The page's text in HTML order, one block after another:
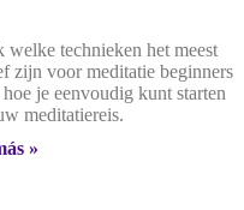
welke technieken het meest
zijn voor meditatie beginners
hoe je eenvoudig kunt starten
meditatiereis.
»